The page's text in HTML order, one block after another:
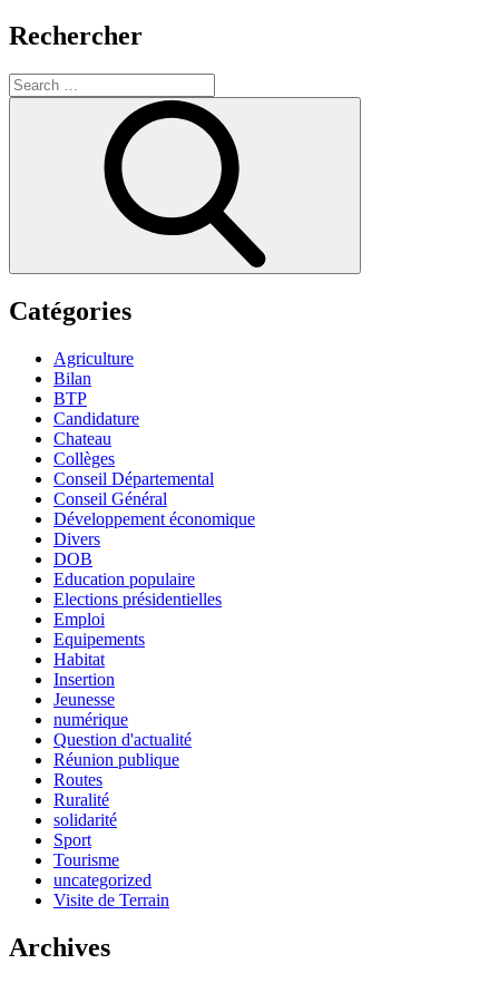
Rechercher
Search
for:
Catégories
Agriculture
Bilan
BTP
Candidature
Chateau
Collèges
Conseil Départemental
Conseil Général
Développement économique
Divers
DOB
Education populaire
Elections présidentielles
Emploi
Equipements
Habitat
Insertion
Jeunesse
numérique
Question d'actualité
Réunion publique
Routes
Ruralité
solidarité
Sport
Tourisme
uncategorized
Visite de Terrain
Archives